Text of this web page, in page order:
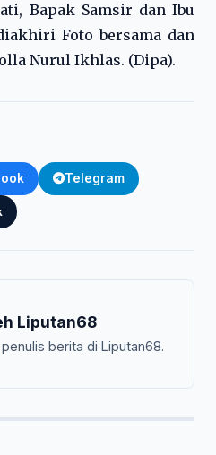
Bapak Samsir dan Ibu
Foto bersama dan
Nurul Ikhlas. (Dipa).
Telegram
Liputan68
berita di Liputan68.